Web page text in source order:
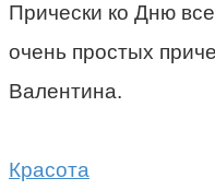
Прически ко Дню
очень простых
Валентина.
Красота